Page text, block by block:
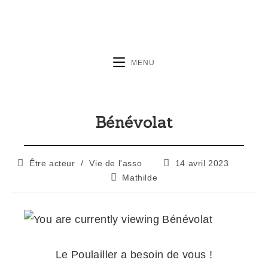
MENU
Bénévolat
Être acteur / Vie de l'asso
14 avril 2023
Mathilde
Le Poulailler a besoin de vous !